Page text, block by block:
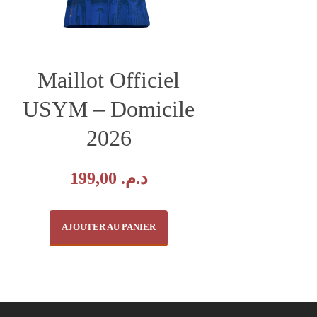
Maillot Officiel
USYM – Domicile
2026
د.م.
AJOUTER AU PANIER